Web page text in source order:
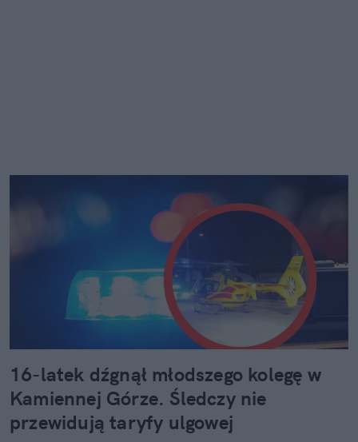
16-latek dźgnął młodszego kolegę w
Kamiennej Górze. Śledczy nie
przewidują taryfy ulgowej